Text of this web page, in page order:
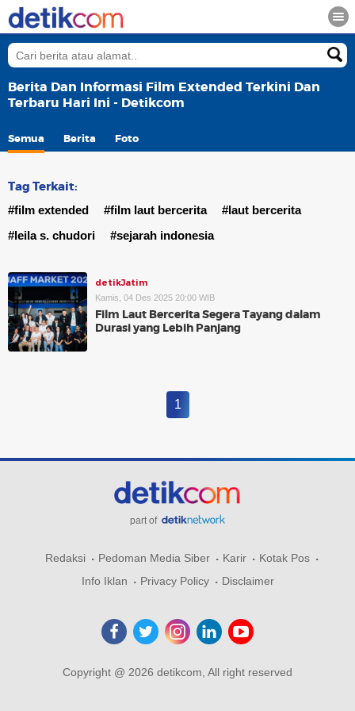
Berita Dan Informasi Film Extended Terkini Dan
Terbaru Hari Ini - Detikcom
Semua Berita Foto
Tag Terkait:
#film extended #film laut bercerita
#laut bercerita
#leila s. chudori
#sejarah indonesia
detikJatim
Kamis, 04 Des 2025 20:00 WIB
Film Laut Bercerita Segera Tayang dalam
Durasi yang Lebih Panjang
1
part of
Redaksi Pedoman Media Siber Karir
Kotak Pos
Info Iklan
Privacy Policy Disclaimer
Copyright @ 2026 detikcom, All right reserved